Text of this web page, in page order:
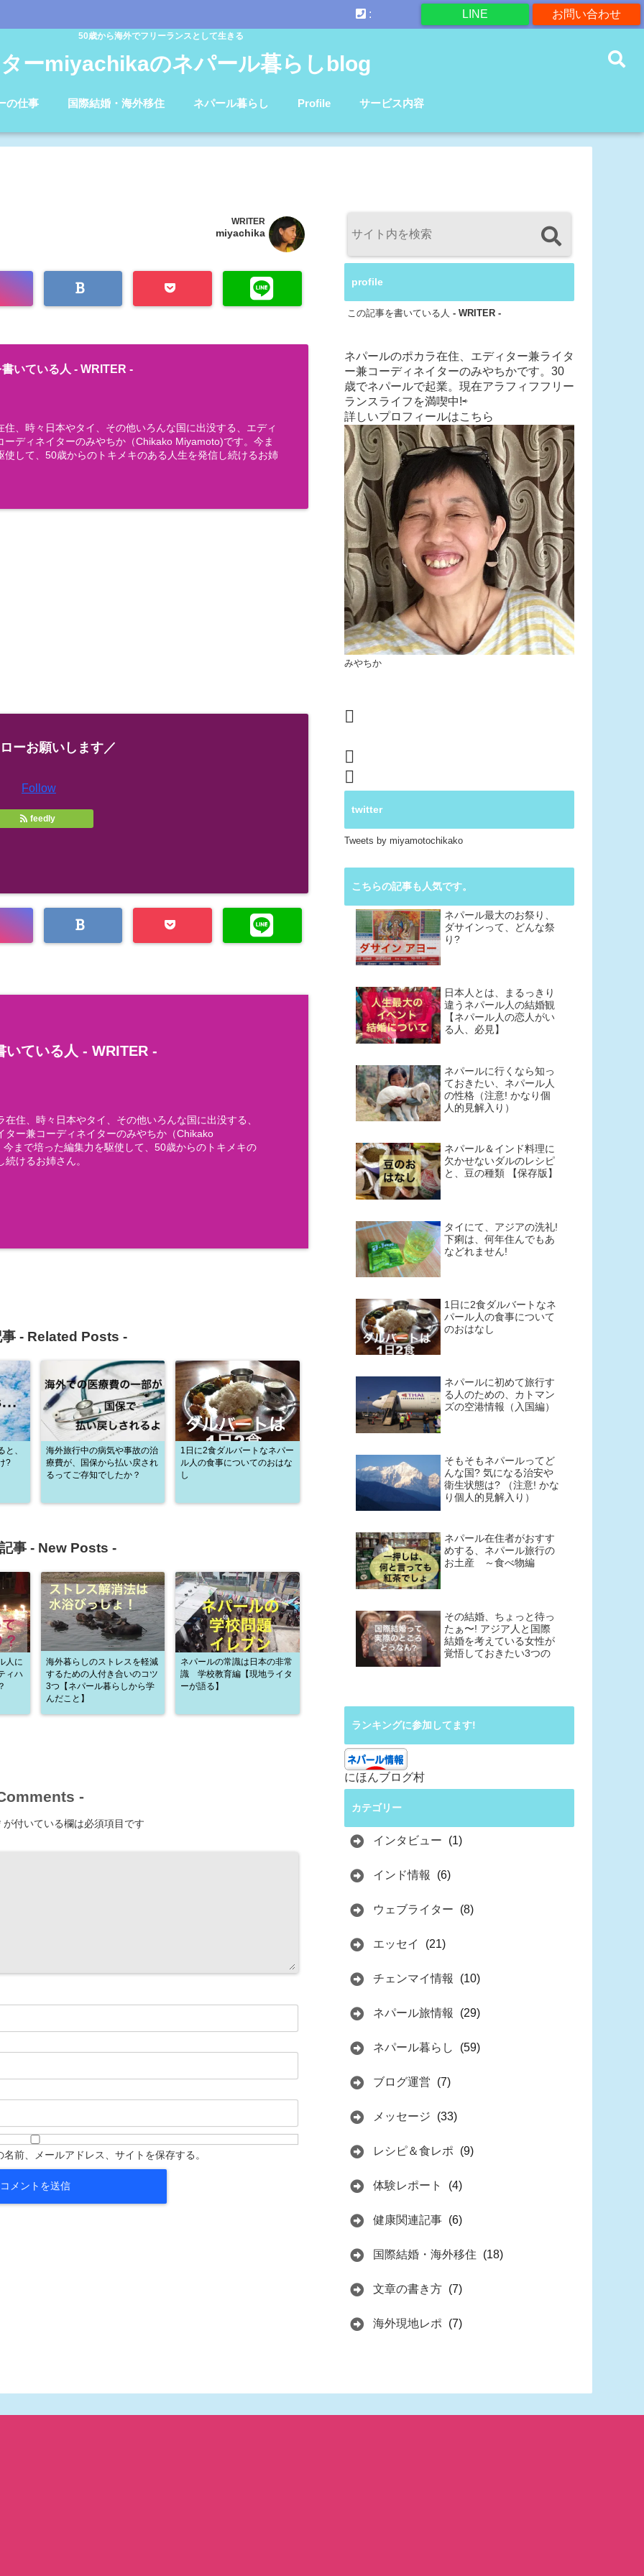
お問い合わせ
LINE
:
50歳から海外でフリーランスとして生きる
ーmiyachikaのネパール暮らしblog
の仕事 国際結婚・海外移住 ネパール暮らし Profile サービス内容
WRITER
miyachika
いている人 - WRITER -
住、時々日本やタイ、その他いろんな国に出没する、エディ
ーディネイターのみやちか（Chikako Miyamoto)です。今ま
使して、50歳からのトキメキのある人生を発信し続けるお姉
ーお願いします／
Follow
feedly
いている人 - WRITER -
在住、時々日本やタイ、その他いろんな国に出没する、
ター兼コーディネイターのみやちか（Chikako
まで培った編集力を駆使して、50歳からのトキメキの
けるお姉さん。
- Related Posts -
、
?
海外旅行中の病気や事故の治
療費が、国保から払い戻され
るってご存知でしたか？
1日に2食ダルバートなネパー
ル人の食事についてのおはな
し
事 - New Posts -
人に
ィハ
海外暮らしのストレスを軽減
するための人付き合いのコツ
3つ【ネパール暮らしから学
んだこと】
ネパールの常識は日本の非常
識 学校教育編【現地ライタ
ーが語る】
-
が付いている欄は必須項目です
前、メールアドレス、サイトを保存する。
profile
この記事を書いている人 - WRITER -
ネパールのポカラ在住、エディター兼ライタ
ー兼コーディネイターのみやちかです。30
歳でネパールで起業。現在アラフィフフリー
ランスライフを満喫中!⇨
詳しいプロフィールはこちら
みやちか
twitter
Tweets by miyamotochikako
こちらの記事も人気です。
ネパール最大のお祭り、
ダサインって、どんな祭
り?
日本人とは、まるっきり
違うネパール人の結婚観
【ネパール人の恋人がい
る人、必見】
ネパールに行くなら知っ
ておきたい、ネパール人
の性格（注意! かなり個
人的見解入り）
ネパール＆インド料理に
欠かせないダルのレシピ
と、豆の種類 【保存版】
タイにて、アジアの洗礼!
下痢は、何年住んでもあ
などれません!
1日に2食ダルバートなネ
パール人の食事について
のおはなし
ネパールに初めて旅行す
る人のための、カトマン
ズの空港情報（入国編）
そもそもネパールってど
んな国? 気になる治安や
衛生状態は? （注意! かな
り個人的見解入り）
ネパール在住者がおすす
めする、ネパール旅行の
お土産 ～食べ物編
その結婚、ちょっと待っ
たぁ〜! アジア人と国際
結婚を考えている女性が
覚悟しておきたい3つの
ランキングに参加してます!
にほんブログ村
カテゴリー
インタビュー (1)
インド情報 (6)
ウェブライター (8)
エッセイ (21)
チェンマイ情報 (10)
ネパール旅情報 (29)
ネパール暮らし (59)
ブログ運営 (7)
メッセージ (33)
レシピ＆食レポ (9)
体験レポート (4)
健康関連記事 (6)
国際結婚・海外移住 (18)
文章の書き方 (7)
海外現地レポ (7)